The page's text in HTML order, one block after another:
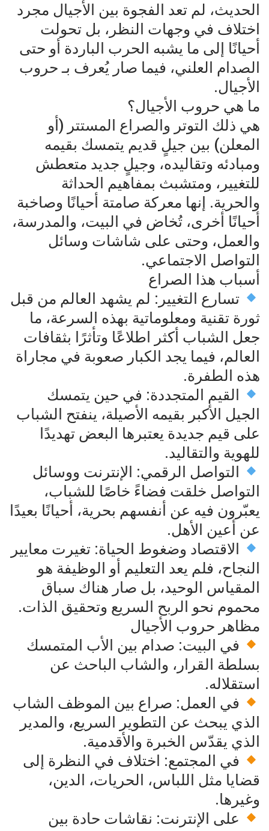
الحديث، لم تعد الفجوة بين الأجيال مجرد
اختلاف في وجهات النظر، بل تحولت
أحيانًا إلى ما يشبه الحرب الباردة أو حتى
الصدام العلني، فيما صار يُعرف بـ حروب
الأجيال.
ما هي حروب الأجيال؟
هي ذلك التوتر والصراع المستتر (أو
المعلن) بين جيلٍ قديم يتمسك بقيمه
ومبادئه وتقاليده، وجيلٍ جديد متعطش
للتغيير، ومتشبث بمفاهيم الحداثة
والحرية. إنها معركة صامتة أحيانًا وصاخبة
أحيانًا أخرى، تُخاض في البيت، والمدرسة،
والعمل، وحتى على شاشات وسائل
التواصل الاجتماعي.
أسباب هذا الصراع
تسارع التغيير: لم يشهد العالم من قبل
ثورة تقنية ومعلوماتية بهذه السرعة، ما
جعل الشباب أكثر اطلاعًا وتأثرًا بثقافات
العالم، فيما يجد الكبار صعوبة في مجاراة
هذه الطفرة.
القيم المتجددة: في حين يتمسك
الجيل الأكبر بقيمه الأصيلة، ينفتح الشباب
على قيم جديدة يعتبرها البعض تهديدًا
للهوية والتقاليد.
التواصل الرقمي: الإنترنت ووسائل
التواصل خلقت فضاءً خاصًا للشباب،
يعبّرون فيه عن أنفسهم بحرية، أحيانًا بعيدًا
عن أعين الأهل.
الاقتصاد وضغوط الحياة: تغيرت معايير
النجاح، فلم يعد التعليم أو الوظيفة هو
المقياس الوحيد، بل صار هناك سباق
محموم نحو الربح السريع وتحقيق الذات.
مظاهر حروب الأجيال
في البيت: صدام بين الأب المتمسك
بسلطة القرار، والشاب الباحث عن
استقلاله.
في العمل: صراع بين الموظف الشاب
الذي يبحث عن التطوير السريع، والمدير
الذي يقدّس الخبرة والأقدمية.
في المجتمع: اختلاف في النظرة إلى
قضايا مثل اللباس، الحريات، الدين،
وغيرها.
على الإنترنت: نقاشات حادة بين